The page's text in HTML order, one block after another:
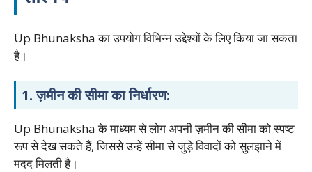
Up Bhunaksha का उपयोग विभिन्न उद्देश्यों के लिए किया जा सकता
है।
1.ज़मीन की सीमा का निर्धारण:
Up Bhunaksha के माध्यम से लोग अपनी ज़मीन की सीमा को स्पष्ट
रूप से देख सकते हैं, जिससे उन्हें सीमा से जुड़े विवादों को सुलझाने में
मदद मिलती है।